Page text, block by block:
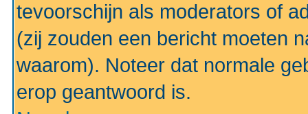
tevoorschijn als moderators of
(zij zouden een bericht moeten
waarom). Noteer dat normale
erop geantwoord is.